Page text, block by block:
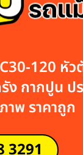
120 หั
กากปูน ป
พ ราคาถูก
3291